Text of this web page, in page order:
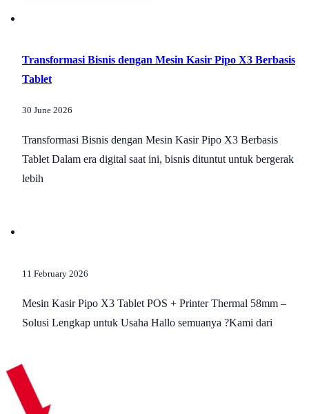
Transformasi Bisnis dengan Mesin Kasir Pipo X3 Berbasis
Tablet
30 June 2026
Transformasi Bisnis dengan Mesin Kasir Pipo X3 Berbasis
Tablet Dalam era digital saat ini, bisnis dituntut untuk bergerak
lebih
11 February 2026
Mesin Kasir Pipo X3 Tablet POS + Printer Thermal 58mm –
Solusi Lengkap untuk Usaha Hallo semuanya ?Kami dari